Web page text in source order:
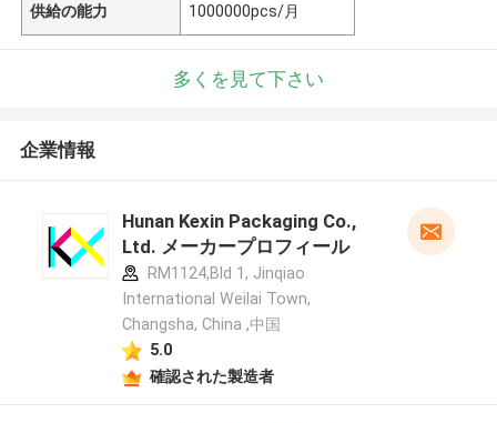
供給の能力 1000000pcs/月
多くを見て下さい
企業情報
Hunan Kexin Packaging Co.,
Ltd. メーカープロフィール
RM1124,Bld 1, Jinqiao
International Weilai Town,
Changsha, China ,中国
5.0
確認された製造者